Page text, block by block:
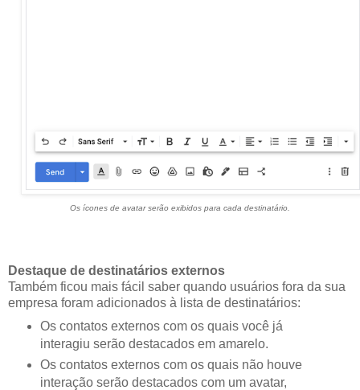
Os ícones de avatar serão exibidos para cada destinatário.
Destaque de destinatários externos
Também ficou mais fácil saber quando usuários fora da sua
empresa foram adicionados à lista de destinatários:
Os contatos externos com os quais você já
interagiu serão destacados em amarelo.
Os contatos externos com os quais não houve
interação serão destacados com um avatar,